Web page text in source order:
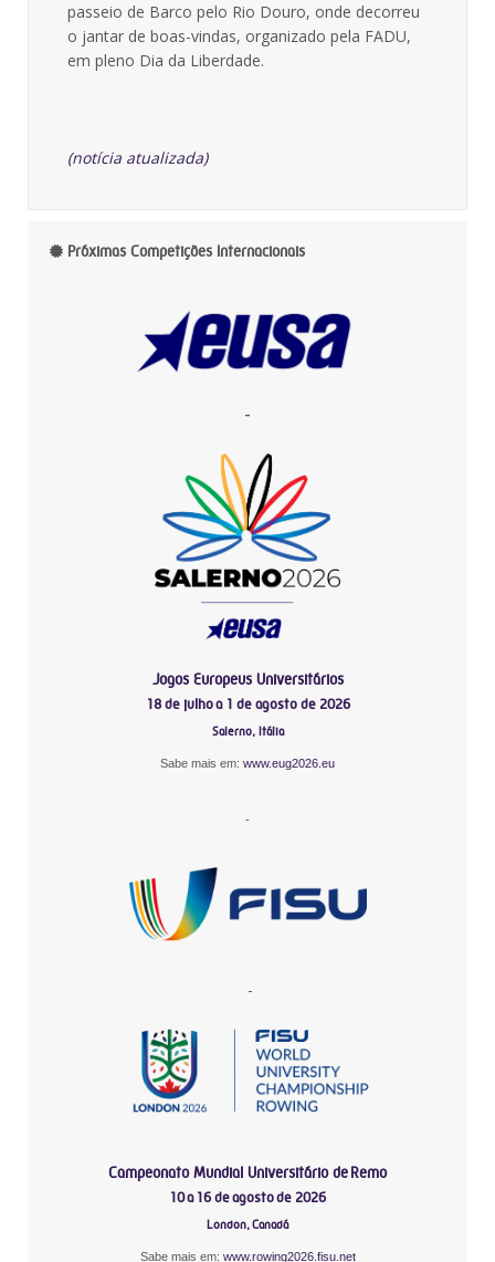
passeio de Barco pelo Rio Douro, onde decorreu
o jantar de boas-vindas, organizado pela FADU,
em pleno Dia da Liberdade.
(notícia atualizada)
Próximas Competições Internacionais
-
Jogos Europeus Universitários
18 de julho a 1 de agosto de 2026
Salerno, Itália
Sabe mais em: www.eug2026.eu
-
-
Campeonato Mundial Universitário de Remo
10 a 16 de agosto de 2026
London, Canadá
Sabe mais em: www.rowing2026.fisu.net